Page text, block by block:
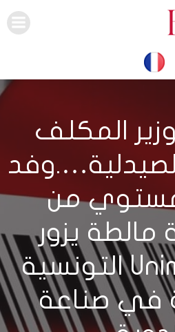
المكلف
من
مالطة يزور
شركة Unimed التونسية
في صناعة